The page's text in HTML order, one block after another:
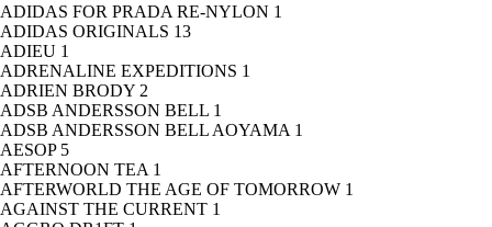
ADIDAS FOR PRADA RE-NYLON 1
ADIDAS ORIGINALS 13
ADIEU 1
ADRENALINE EXPEDITIONS 1
ADRIEN BRODY 2
ADSB ANDERSSON BELL 1
ADSB ANDERSSON BELL AOYAMA 1
AESOP 5
AFTERNOON TEA 1
AFTERWORLD THE AGE OF TOMORROW 1
AGAINST THE CURRENT 1